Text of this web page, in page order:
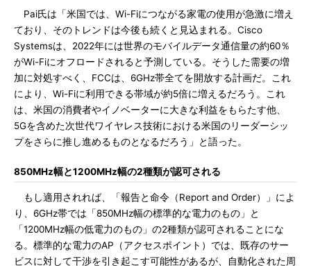
Pai氏は「米国では、Wi-Fiにつながる家電の使用が急激に増え
ており、そのトレンドは今後も続くと見込まれる。Cisco
Systemsは、2022年には世界のモバイルデータ通信量の約60％
がWi-Fiにオフロードされると予測している。そうした需要の増
加に対処すべく、FCCは、6GHz帯全てを開放する計画だ。これ
により、Wi-Fiに利用できる帯域が約5倍に増えるだろう。これ
は、米国の消費者やイノベーターに大きな利益をもらたす他、
5Gを含めた次世代ワイヤレス技術における米国のリーダーシッ
プをさらに推し進めるものとなるだろう」と語った。
850MHz幅と1200MHz幅の2種類が認可される
もし適用されれば、「報告と命令（Report and Order）」によ
り、6GHz帯では「850MHz幅の標準的な電力のもの」と
「1200MHz幅の低電力のもの」の2種類が認可されることにな
る。標準的な電力のAP（アクセスポイント）では、既存のサー
ビスに対して干渉を引き起こす可能性があるが、自動化された周